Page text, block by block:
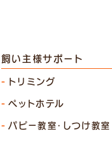
飼い主様サポート
トリミング
ペットホテル
パピー教室・しつけ教室